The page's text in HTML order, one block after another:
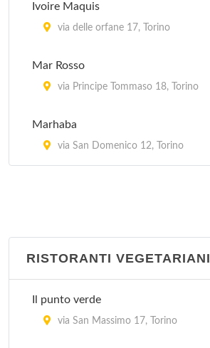
Ivoire Maquis
via delle orfane 17, Torino
Mar Rosso
via Principe Tommaso 18, Torino
Marhaba
via San Domenico 12, Torino
RISTORANTI VEGETARIANI
Il punto verde
via San Massimo 17, Torino